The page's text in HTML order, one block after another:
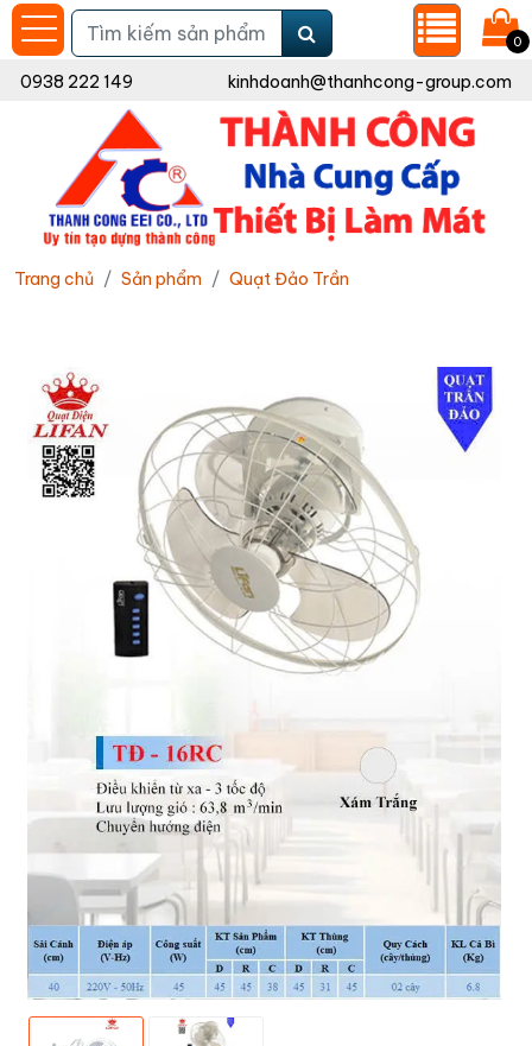
0
0938 222 149 kinhdoanh@thanhcong-group.com
Trang chủ Sản phẩm Quạt Đảo Trần